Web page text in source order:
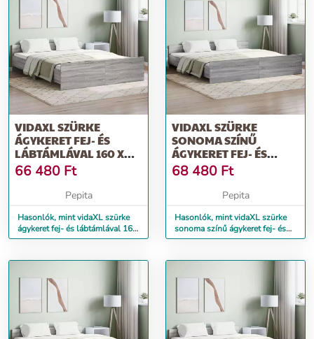
VIDAXL SZÜRKE
ÁGYKERET FEJ- ÉS
LÁBTÁMLÁVAL 160 X
200 CM
66 480 Ft
Pepita
Hasonlók, mint vidaXL szürke
ágykeret fej- és lábtámlával 160
x 200 cm
VIDAXL SZÜRKE
SONOMA SZÍNŰ
ÁGYKERET FEJ- ÉS
LÁBTÁMLÁVAL 180 X
200 CM
68 480 Ft
Pepita
Hasonlók, mint vidaXL szürke
sonoma színű ágykeret fej- és
lábtámlával 180 x 200 cm